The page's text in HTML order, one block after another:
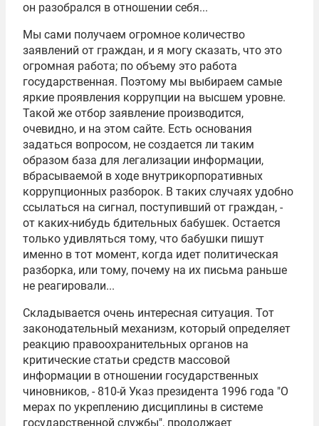
он разобрался в отношении себя...
Мы сами получаем огромное количество
заявлений от граждан, и я могу сказать, что это
огромная работа; по объему это работа
государственная. Поэтому мы выбираем самые
яркие проявления коррупции на высшем уровне.
Такой же отбор заявление производится,
очевидно, и на этом сайте. Есть основания
задаться вопросом, не создается ли таким
образом база для легализации информации,
вбрасываемой в ходе внутрикорпоративных
коррупционных разборок. В таких случаях удобно
ссылаться на сигнал, поступивший от граждан, -
от каких-нибудь бдительных бабушек. Остается
только удивляться тому, что бабушки пишут
именно в тот момент, когда идет политическая
разборка, или тому, почему на их письма раньше
не реагировали...
Складывается очень интересная ситуация. Тот
законодательный механизм, который определяет
реакцию правоохранительных органов на
критические статьи средств массовой
информации в отношении государственных
чиновников, - 810-й Указ президента 1996 года "О
мерах по укреплению дисциплины в системе
государственной службы", продолжает